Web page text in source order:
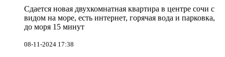
Сдается новая двухкомнатная квартира в центре сочи с
видом на море, есть интернет, горячая вода и парковка,
до моря 15 минут
08-11-2024 17:38